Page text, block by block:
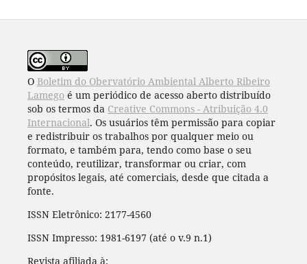
O Boletim do Obervatório Ambiental Alberto Ribeiro
Lamego é um periódico de acesso aberto distribuído
sob os termos da Creative Commons - Atribuição 4.0
Internacional. Os usuários têm permissão para copiar
e redistribuir os trabalhos por qualquer meio ou
formato, e também para, tendo como base o seu
conteúdo, reutilizar, transformar ou criar, com
propósitos legais, até comerciais, desde que citada a
fonte.
ISSN Eletrônico: 2177-4560
ISSN Impresso: 1981-6197 (até o v.9 n.1)
Revista afiliada à: